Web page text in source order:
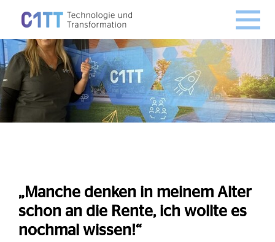
„Manche denken in meinem Alter
schon an die Rente, ich wollte es
nochmal wissen!“